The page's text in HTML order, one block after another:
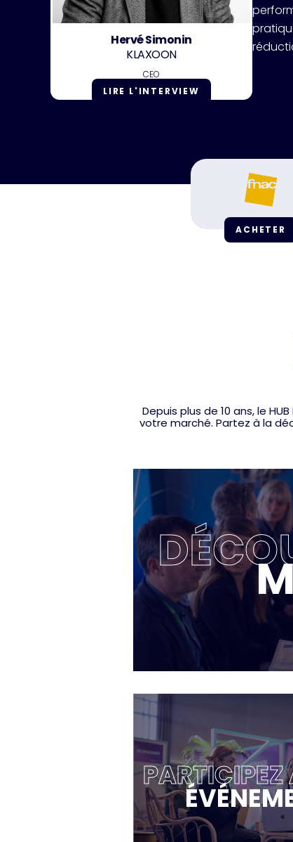
ACCÉDER AUX
Hervé Simonin
KLAXOON
CEO
LIRE L'INTERVIEW
ACHETER
Depuis plus de 10 ans, le
votre marché. Partez à la